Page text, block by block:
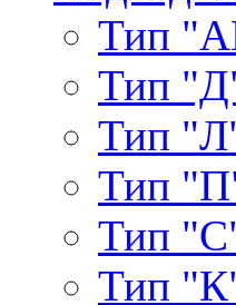
Тип
Тип
Тип
Тип
Тип
Тип